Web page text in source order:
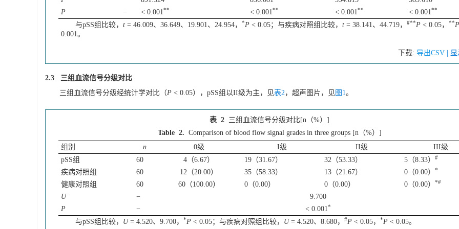
P
− < 0.001** < 0.001** < 0.001** < 0.001**
与pSS组比较，t = 46.009、36.649、19.901、24.954，*P < 0.05；与疾病对照组比较，t = 38.141、44.719，#**P < 0.05，**P
0.001。
下载: 导出CSV |
2.3 三组血流信号分级对比
三组血流信号分级经统计学对比（P < 0.05），pSS组以II级为主，见表2，超声图片，见图1。
表 2 三组血流信号分级对比[n（%）]
Table 2. Comparison of blood flow signal grades in three groups [n（%）]
组别
n 0级 I级 II级
III级
pSS组
60 4（6.67） 19（31.67） 32（53.33） 5（8.33）#
疾病对照组 60 12（20.00） 35（58.33） 13（21.67） 0（0.00）*
健康对照组 60 60（100.00） 0（0.00） 0（0.00） 0（0.00）*#
U −
9.700
P
− < 0.001*
与pSS组比较， U= 4.520、9.700，*P < 0.05；与疾病对照组比较， U= 4.520、8.680，#P < 0.05，*P < 0.05。